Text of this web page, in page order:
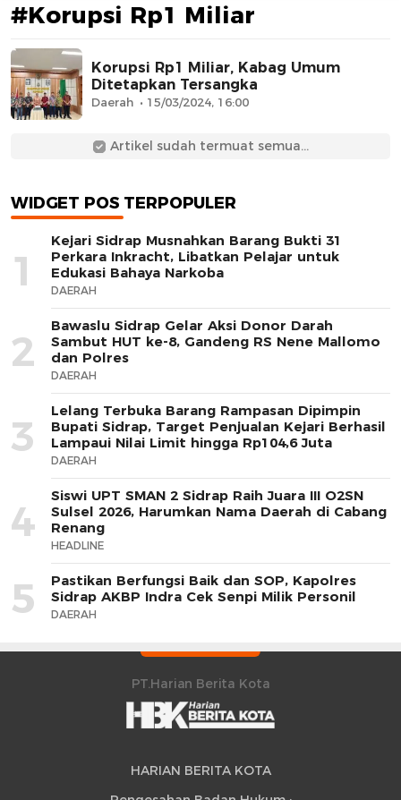
#Korupsi Rp1 Miliar
Korupsi Rp1 Miliar, Kabag Umum
Ditetapkan Tersangka
Daerah 15/03/2024, 16:00
Artikel sudah termuat semua...
WIDGET POS TERPOPULER
1
Kejari Sidrap Musnahkan Barang Bukti 31
Perkara Inkracht, Libatkan Pelajar untuk
Edukasi Bahaya Narkoba
DAERAH
2
Bawaslu Sidrap Gelar Aksi Donor Darah
Sambut HUT ke-8, Gandeng RS Nene Mallomo
dan Polres
DAERAH
3
Lelang Terbuka Barang Rampasan Dipimpin
Bupati Sidrap, Target Penjualan Kejari Berhasil
Lampaui Nilai Limit hingga Rp104,6 Juta
DAERAH
4
Siswi UPT SMAN 2 Sidrap Raih Juara III O2SN
Sulsel 2026, Harumkan Nama Daerah di Cabang
Renang
HEADLINE
5
Pastikan Berfungsi Baik dan SOP, Kapolres
Sidrap AKBP Indra Cek Senpi Milik Personil
DAERAH
PT.Harian Berita Kota
HARIAN BERITA KOTA